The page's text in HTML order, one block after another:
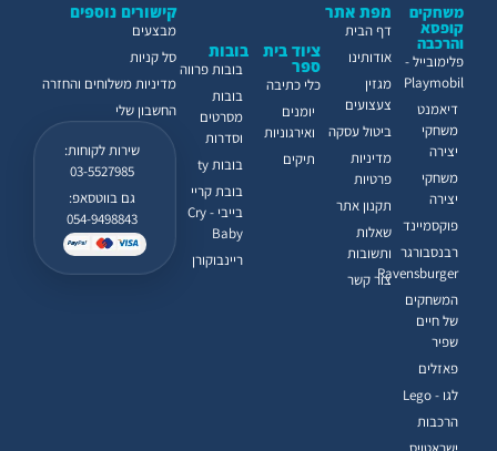
קישורים נוספים
מבצעים
סל קניות
מדיניות משלוחים והחזרה
החשבון שלי
שירות לקוחות:
03-5527985
גם בווטסאפ:
054-9498843
ציוד בית
ספר
כלי כתיבה
יומנים
ואירגוניות
תיקים
בובות
בובות פרווה
בובות
מסרטים
וסדרות
בובות ty
בובת קריי
בייבי - Cry
Baby
ריינבוקורן
משחקים
קופסא
והרכבה
פלימובייל -
Playmobil
דיאמנט
משחקי
יצירה
משחקי
יצירה
פוקסמיינד
רבנסבורגר
Ravensburger
המשחקים
של חיים
שפיר
פאזלים
לגו - Lego
הרכבות
מפת אתר
דף הבית
אודותינו
מגזין
צעצועים
ביטול עסקה
מדיניות
פרטיות
תקנון אתר
שאלות
ותשובות
צור קשר